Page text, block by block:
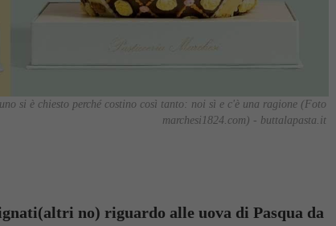
si è chiesto perché costino così tanto: noi sì e c'è una ragione (Foto
marchesi1824.com) - buttalapasta.it
no) riguardo alle uova di Pasqua da